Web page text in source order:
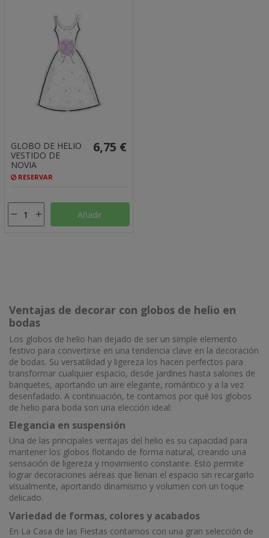
GLOBO DE HELIO
VESTIDO DE
NOVIA
RESERVAR
6,75 €
Añadir
Ventajas de decorar con globos de helio en
bodas
Los globos de helio han dejado de ser un simple elemento
festivo para convertirse en una tendencia clave en la decoración
de bodas. Su versatilidad y ligereza los hacen perfectos para
transformar cualquier espacio, desde jardines hasta salones de
banquetes, aportando un aire elegante, romántico y a la vez
desenfadado. A continuación, te contamos por qué los globos
de helio para boda son una elección ideal:
Elegancia en suspensión
Una de las principales ventajas del helio es su capacidad para
mantener los globos flotando de forma natural, creando una
sensación de ligereza y movimiento constante. Esto permite
lograr decoraciones aéreas que llenan el espacio sin recargarlo
visualmente, aportando dinamismo y volumen con un toque
delicado.
Variedad de formas, colores y acabados
En La Casa de las Fiestas contamos con una gran selección de